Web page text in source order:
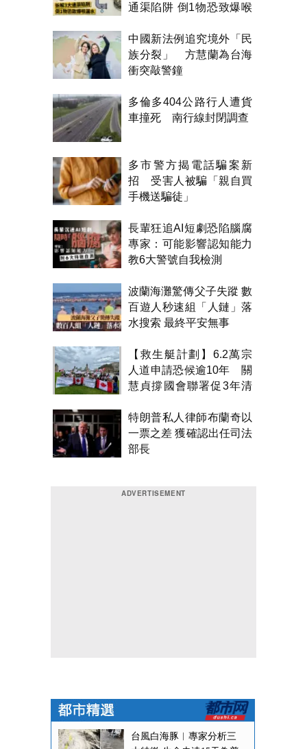
通渠陷阱 倒1物恐致爆喉
中國新法例追究境外「民
族分裂」 方慧蘭為台海
衝突敲警鐘
多倫多404公路行人遭貨
車撞死 南行線封閉調查
多市警方揭電話騙案新
招 受害人被騙「親自買
手機送騙徒」
長輩狂追AI短劇恐陷腦腐
專家：可能影響認知能力
教6大警號自我檢測
波蘭海灘驚傳父子失蹤 數
百遊人秒速組「人鏈」落
水搜索 最終平安無事
【救生艇計劃】6.2萬宗
人道申請恐候逾10年 關
慧貞撐國會聯署促3年清
特朗普私人律師布蘭奇以
一票之差 獲確認出任司法
部長